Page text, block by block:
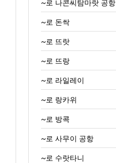
~로 나콘씨탐마랏 공항
~로 돈싹
~로 뜨랏
~로 뜨랑
~로 라일레이
~로 랑카위
~로 방콕
~로 사무이 공항
~로 수랏타니